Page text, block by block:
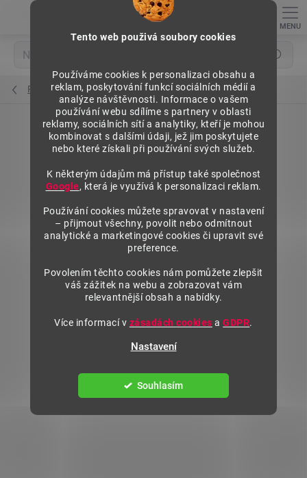
Tento web použivá soubory cookies
Používáme cookies k personalizaci obsahu a
reklam, poskytování funkcí sociálních médií a
analýze návštěvnosti. Informace o vašem
používání webu sdílíme s partnery v oblasti
reklamy, sociálních sítí a analytiky, kteří je mohou
kombinovat s dalšími údaji, jež jim poskytujete
nebo které získali při používání svých služeb.
K některým údajům má přístup také společnost
Google, která je využívá k personalizaci reklam.
Používání cookies můžete spravovat v nastavení
– přijmout všechny, povolit nebo odmítnout
analytické a marketingové cookies či upravit své
preference.
Povolením těchto cookies nám pomůžete zlepšit
váš zážitek na webu a zobrazovat vám
relevantnější obsah a nabídky.
Více informací v zásadách cookies aGDPR.
Nastavení
Souhlasím
Hledat
Pulty prodejní sektorové